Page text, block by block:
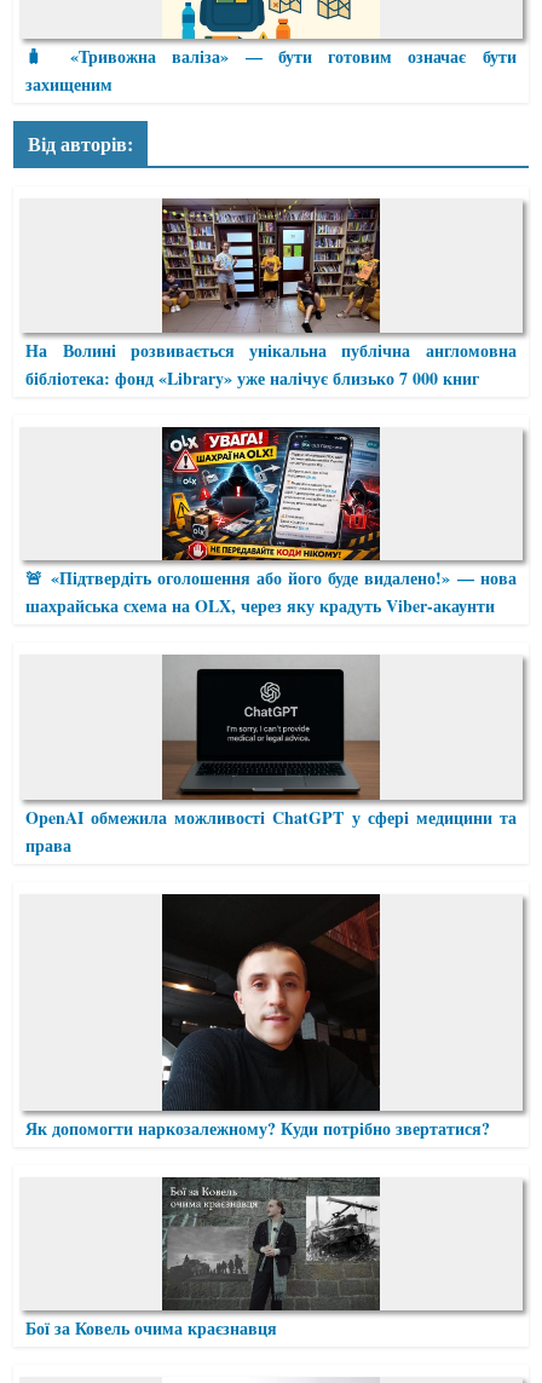
🧳 «Тривожна валіза» — бути готовим означає бути
захищеним
Від авторів:
На Волині розвивається унікальна публічна англомовна
бібліотека: фонд «Library» уже налічує близько 7 000 книг
🚨 «Підтвердіть оголошення або його буде видалено!» — нова
шахрайська схема на OLX, через яку крадуть Viber-акаунти
OpenAI обмежила можливості ChatGPT у сфері медицини та
права
Як допомогти наркозалежному? Куди потрібно звертатися?
Бої за Ковель очима краєзнавця